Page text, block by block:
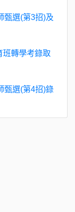
甄選(第3招)及
班轉學考錄取
甄選(第4招)錄